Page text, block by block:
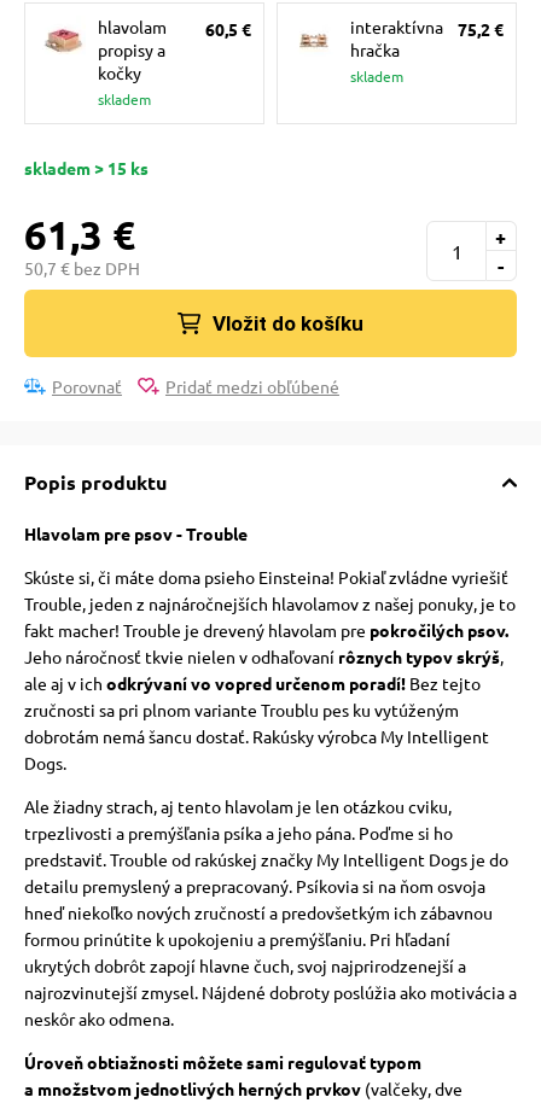
podložky
poukazy
hlavolam
propisy a
kočky
skladem
60,5 €
interaktívna
hračka
skladem
75,2 €
skladem > 15 ks
61,3 €
50,7 € bez DPH -
+
Vložit do košíku
Porovnať Pridať medzi obľúbené
Popis produktu
Hlavolam pre psov - Trouble
Skúste si, či máte doma psieho Einsteina! Pokiaľ zvládne vyriešiť
Trouble, jeden z najnáročnejších hlavolamov z našej ponuky, je to
fakt macher! Trouble je drevený hlavolam pre pokročilých psov.
Jeho náročnosť tkvie nielen v odhaľovaní rôznych typov skrýš,
ale aj v ich odkrývaní vo vopred určenom poradí! Bez tejto
zručnosti sa pri plnom variante Troublu pes ku vytúženým
dobrotám nemá šancu dostať. Rakúsky výrobca My Intelligent
Dogs.
Ale žiadny strach, aj tento hlavolam je len otázkou cviku,
trpezlivosti a premýšľania psíka a jeho pána. Poďme si ho
predstaviť. Trouble od rakúskej značky My Intelligent Dogs je do
detailu premyslený a prepracovaný. Psíkovia si na ňom osvoja
hneď niekoľko nových zručností a predovšetkým ich zábavnou
formou prinútite k upokojeniu a premýšľaniu. Pri hľadaní
ukrytých dobrôt zapojí hlavne čuch, svoj najprirodzenejší a
najrozvinutejší zmysel. Nájdené dobroty poslúžia ako motivácia a
neskôr ako odmena.
Úroveň obtiažnosti môžete sami regulovať typom
a množstvomjednotlivých herných prvkov (valčeky,dve